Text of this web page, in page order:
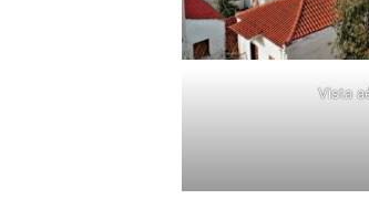
Vista